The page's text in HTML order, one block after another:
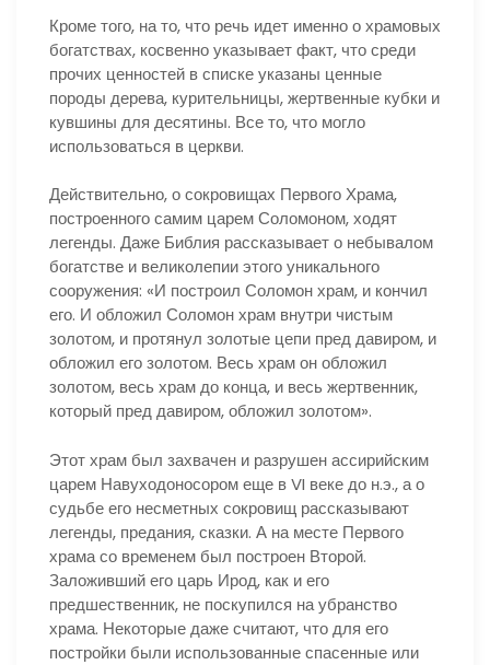
Кроме того, на то, что речь идет именно о храмовых
богатствах, косвенно указывает факт, что среди
прочих ценностей в списке указаны ценные
породы дерева, курительницы, жертвенные кубки и
кувшины для десятины. Все то, что могло
использоваться в церкви.
Действительно, о сокровищах Первого Храма,
построенного самим царем Соломоном, ходят
легенды. Даже Библия рассказывает о небывалом
богатстве и великолепии этого уникального
сооружения: «И построил Соломон храм, и кончил
его. И обложил Соломон храм внутри чистым
золотом, и протянул золотые цепи пред давиром, и
обложил его золотом. Весь храм он обложил
золотом, весь храм до конца, и весь жертвенник,
который пред давиром, обложил золотом».
Этот храм был захвачен и разрушен ассирийским
царем Навуходоносором еще в VI веке до н.э., а о
судьбе его несметных сокровищ рассказывают
легенды, предания, сказки. А на месте Первого
храма со временем был построен Второй.
Заложивший его царь Ирод, как и его
предшественник, не поскупился на убранство
храма. Некоторые даже считают, что для его
постройки были использованные спасенные или